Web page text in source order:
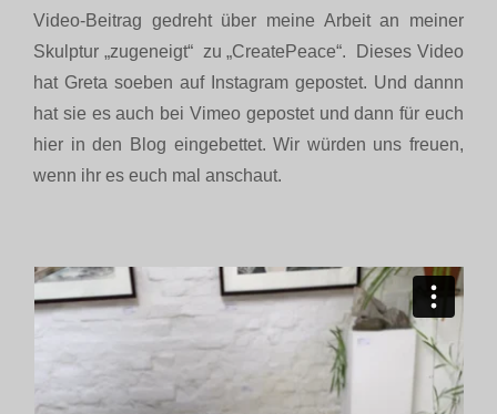
Video-Beitrag gedreht über meine Arbeit an meiner
Skulptur „zugeneigt“ zu „CreatePeace“. Dieses Video
hat Greta soeben auf Instagram gepostet. Und dannn
hat sie es auch bei Vimeo gepostet und dann für euch
hier in den Blog eingebettet. Wir würden uns freuen,
wenn ihr es euch mal anschaut.